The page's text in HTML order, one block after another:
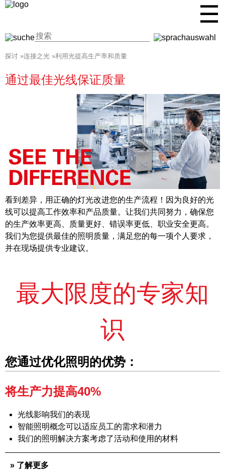
☰
探讨 »连接之光 »利用光提高生产率和质量
通过最佳光线保证质量
看到差异，用正确的灯光改进您的生产流程！因为良好的光
线可以提高工作效率和产品质量。让我们共同努力，确保您
的生产效率更高、质量更好、错误率更低、职业安全更高。
我们为您提供最佳的照明质量，满足您的每一项个人要求，
并在现场提供专业建议。
最大限度的专家知
识
您通过优化照明的优势：
将生产力提高40%
光线影响我们的表现
智能照明概念可以适应员工的需求和潜力
我们的照明解决方案考虑了活动和使用的材料
» 了解更多